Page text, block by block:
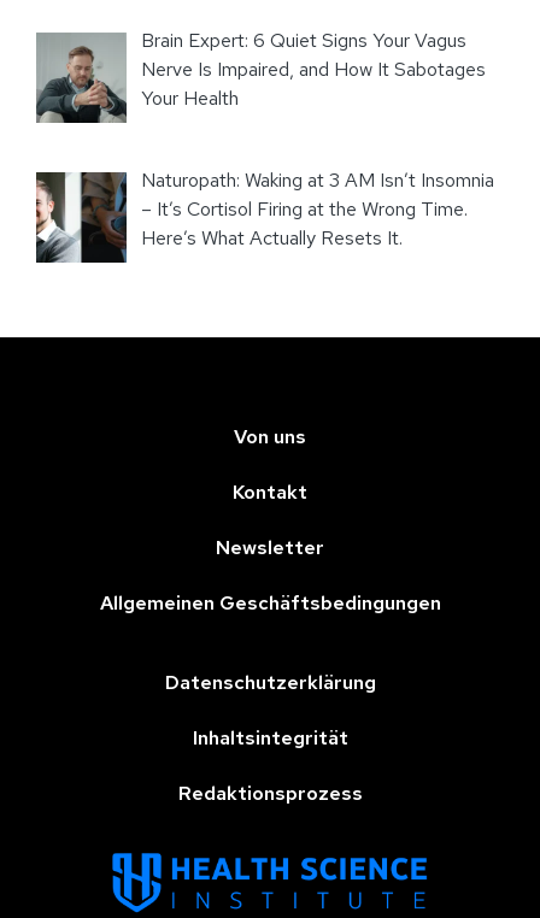
Brain Expert: 6 Quiet Signs Your Vagus
Nerve Is Impaired, and How It Sabotages
Your Health
Naturopath: Waking at 3 AM Isn’t Insomnia
– It’s Cortisol Firing at the Wrong Time.
Here’s What Actually Resets It.
Von uns
Kontakt
Newsletter
Allgemeinen Geschäftsbedingungen
Datenschutzerklärung
Inhaltsintegrität
Redaktionsprozess